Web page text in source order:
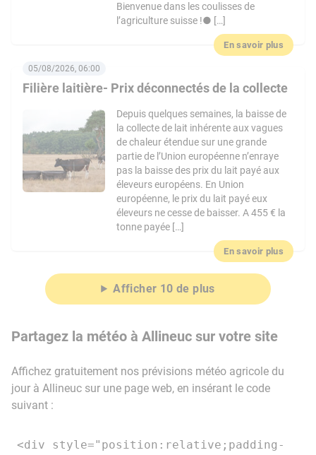
Bienvenue dans les coulisses de
l’agriculture suisse !● […]
En savoir plus
Filière laitière- Prix déconnectés de la collecte
05/08/2026, 06:00
Depuis quelques semaines, la baisse de
la collecte de lait inhérente aux vagues
de chaleur étendue sur une grande
partie de l’Union européenne n’enraye
pas la baisse des prix du lait payé aux
éleveurs européens. En Union
européenne, le prix du lait payé eux
éleveurs ne cesse de baisser. A 455 € la
tonne payée […]
En savoir plus
Afficher 10 de plus
Partagez la météo à Allineuc sur votre site
Affichez gratuitement nos prévisions météo agricole du
jour à Allineuc sur une page web, en insérant le code
suivant :